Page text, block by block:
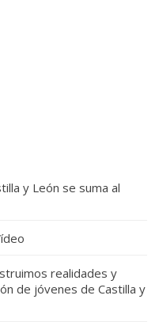
y León se suma al
realidades y
de jóvenes de Castilla y